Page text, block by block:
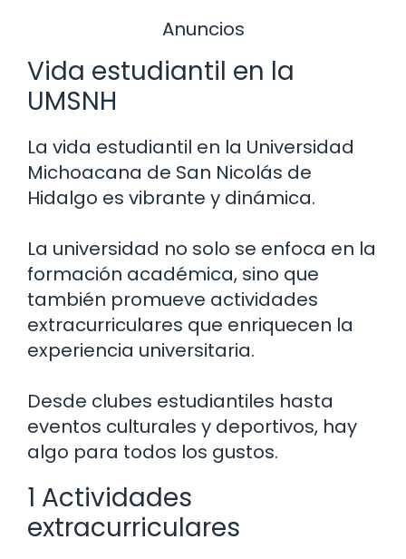
Anuncios
Vida estudiantil en la
UMSNH
La vida estudiantil en la Universidad
Michoacana de San Nicolás de
Hidalgo es vibrante y dinámica.
La universidad no solo se enfoca en la
formación académica, sino que
también promueve actividades
extracurriculares que enriquecen la
experiencia universitaria.
Desde clubes estudiantiles hasta
eventos culturales y deportivos, hay
algo para todos los gustos.
1 Actividades
extracurriculares